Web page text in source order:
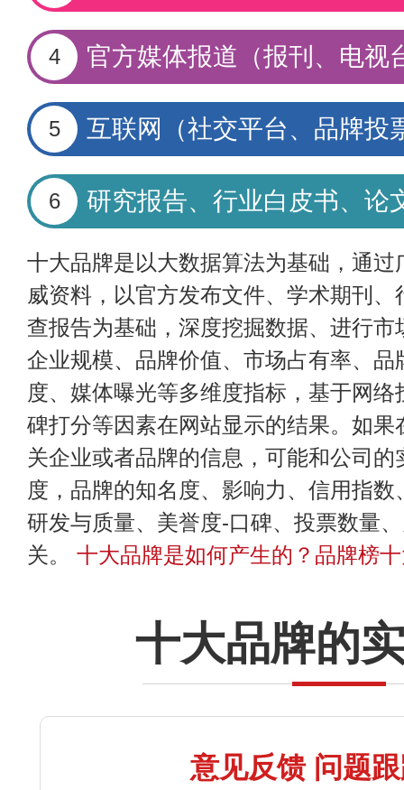
4 官方媒体报道（报刊、电视
5 互联网（社交平台、品牌投
6 研究报告、行业白皮书、论
十大品牌是以大数据算法为基础，通
威资料，以官方发布文件、学术期刊
查报告为基础，深度挖掘数据、进行
企业规模、品牌价值、市场占有率、
度、媒体曝光等多维度指标，基于网
碑打分等因素在网站显示的结果。如
关企业或者品牌的信息，可能和公司
度，品牌的知名度、影响力、信用指
研发与质量、美誉度-口碑、投票数量
关。 十大品牌是如何产生的？品牌榜
十大品牌的
意见反馈 问题